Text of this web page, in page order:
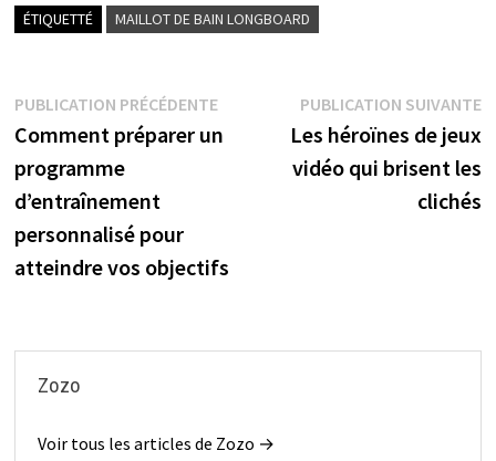
ÉTIQUETTÉ MAILLOT DE BAIN LONGBOARD
Navigation
de
l’article
PUBLICATION PRÉCÉDENTEPublication
précédente :
Comment préparer un
programme
d’entraînement
personnalisé pour
atteindre vos objectifs
PUBLICATION SUIVANTE
Les héroïnes de jeux
vidéo qui brisent les
clichés
Zozo
Voir tous les articles de Zozo →